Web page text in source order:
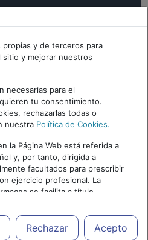
y de terceros para
sitio y mejorar nuestros
necesarias para el
tu consentimiento.
rechazarlas todas o
nuestra Política de Cookies.
la Página Web está referida a
y, por tanto, dirigida a
facultados para prescribir
ejercicio profesional. La
se facilita a título
responsabilidad de los
medicamentos y decidir, en
más adecuado a las
Rechazar Acepto
sobre